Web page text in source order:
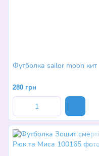
Футболка sailor moon кит
280 грн